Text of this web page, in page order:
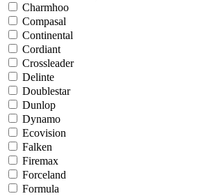
Charmhoo
Compasal
Continental
Cordiant
Crossleader
Delinte
Doublestar
Dunlop
Dynamo
Ecovision
Falken
Firemax
Forceland
Formula